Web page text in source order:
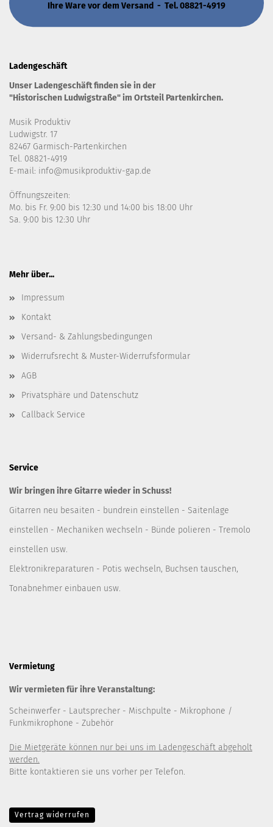
Ihre Ware vor dem Versand - Tel. 08821-4919
Ladengeschäft
Unser Ladengeschäft finden sie in der
"Historischen Ludwigstraße" im Ortsteil Partenkirchen.
Musik Produktiv
Ludwigstr. 17
82467 Garmisch-Partenkirchen
Tel. 08821-4919
E-mail: info@musikproduktiv-gap.de
Öffnungszeiten:
Mo. bis Fr. 9:00 bis 12:30 und 14:00 bis 18:00 Uhr
Sa. 9:00 bis 12:30 Uhr
Mehr über...
Impressum
Kontakt
Versand- & Zahlungsbedingungen
Widerrufsrecht & Muster-Widerrufsformular
AGB
Privatsphäre und Datenschutz
Callback Service
Service
Wir bringen ihre Gitarre wieder in Schuss!
Gitarren neu besaiten - bundrein einstellen - Saitenlage
einstellen - Mechaniken wechseln - Bünde polieren - Tremolo
einstellen usw.
Elektronikreparaturen - Potis wechseln, Buchsen tauschen,
Tonabnehmer einbauen usw.
Vermietung
Wir vermieten für ihre Veranstaltung:
Scheinwerfer - Lautsprecher - Mischpulte - Mikrophone /
Funkmikrophone - Zubehör
Die Mietgeräte können nur bei uns im Ladengeschäft abgeholt
werden.
Bitte kontaktieren sie uns vorher per Telefon.
Vertrag widerrufen